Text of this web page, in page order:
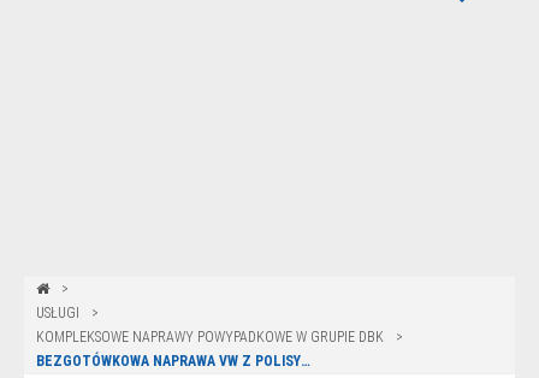
USŁUGI
KOMPLEKSOWE NAPRAWY POWYPADKOWE W GRUPIE DBK
BEZGOTÓWKOWA NAPRAWA VW Z POLISY WARTA W OLSZTYNIE